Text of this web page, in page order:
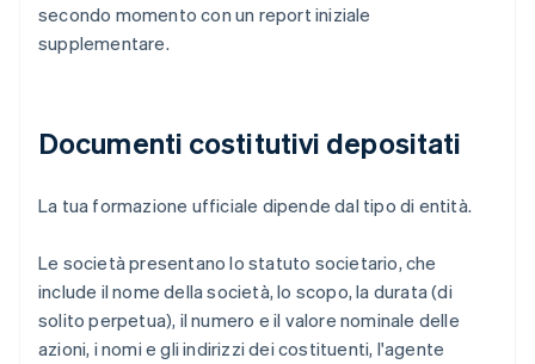
secondo momento con un report iniziale
supplementare.
Documenti costitutivi depositati
La tua formazione ufficiale dipende dal tipo di entità.
Le società presentano lo statuto societario, che
include il nome della società, lo scopo, la durata (di
solito perpetua), il numero e il valore nominale delle
azioni, i nomi e gli indirizzi dei costituenti, l'agente